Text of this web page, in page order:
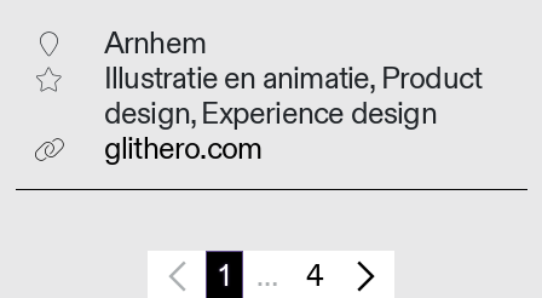
Arnhem
Illustratie en animatie, Product
design, Experience design
glithero.com
1 … 4